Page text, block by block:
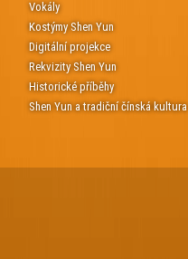
Vokály
Kostýmy Shen Yun
Digitální projekce
Rekvizity Shen Yun
Historické příběhy
Shen Yun a tradiční čínská kultura